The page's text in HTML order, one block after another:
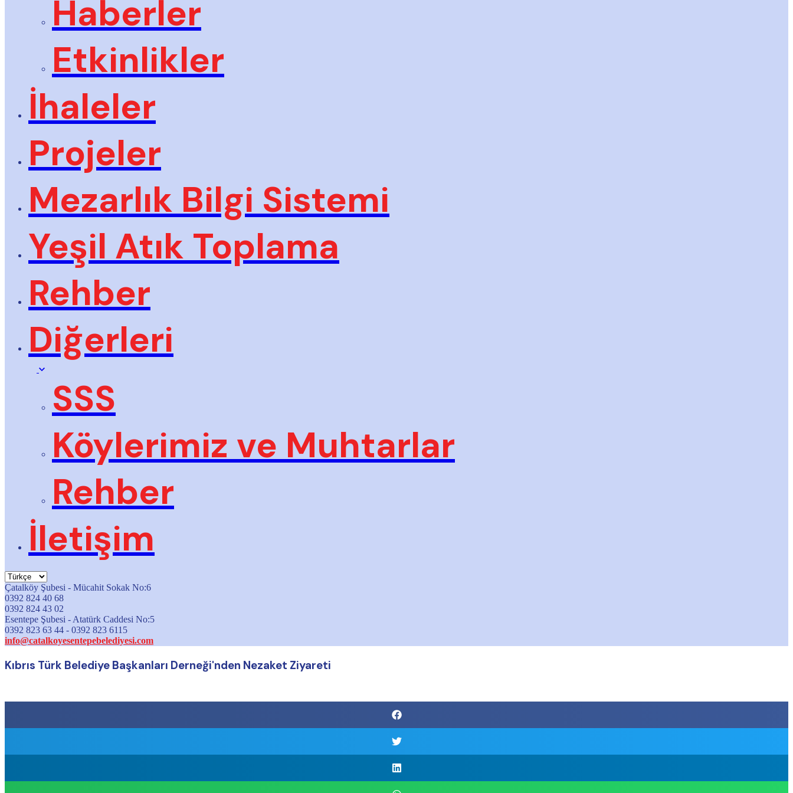
Haberler
Etkinlikler
İhaleler
Projeler
Mezarlık Bilgi Sistemi
Yeşil Atık Toplama
Rehber
Diğerleri
SSS
Köylerimiz ve Muhtarlar
Rehber
İletişim
Çatalköy Şubesi - Mücahit Sokak No:6
0392 824 40 68
0392 824 43 02
Esentepe Şubesi - Atatürk Caddesi No:5
0392 823 63 44 - 0392 823 6115
info@catalkoyesentepebelediyesi.com
Kıbrıs Türk Belediye Başkanları Derneği'nden Nezaket Ziyareti